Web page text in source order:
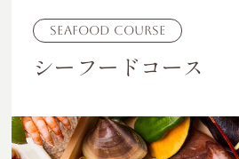
Seafood Course
シーフードコース